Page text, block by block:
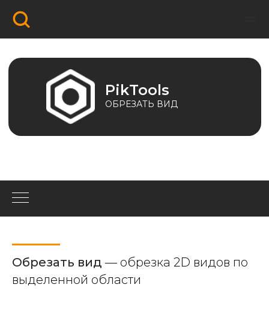
ОБРЕЗАТЬ ВИД
Обрезать вид — обрезка 2D видов по
выделенной области